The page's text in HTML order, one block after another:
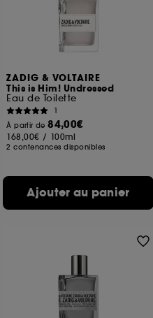
ZADIG & VOLTAIRE
This is Him! Undressed
Eau de Toilette
1
À partir de84,00€
168,00€ / 100ml
2 contenances disponibles
Ajouter au panier